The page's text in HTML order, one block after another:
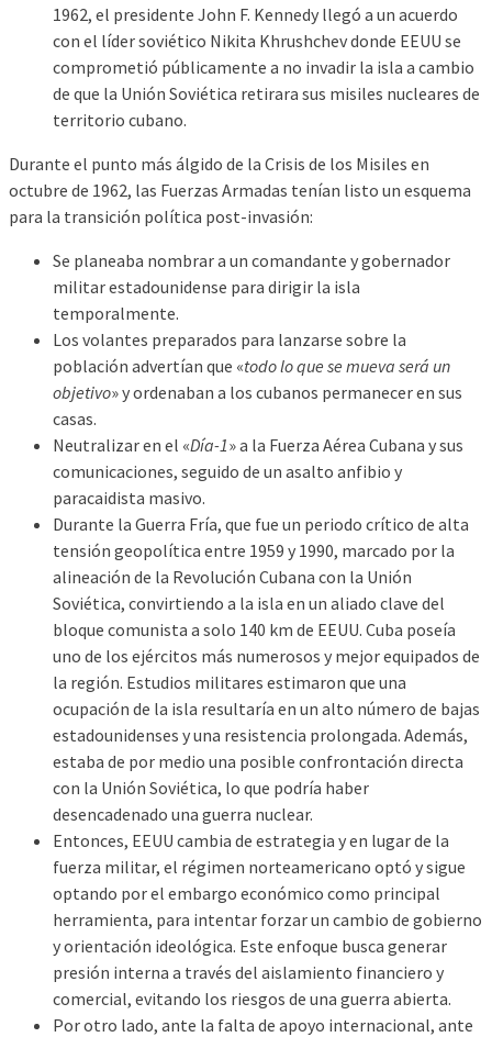
1962, el presidente John F. Kennedy llegó a un acuerdo
con el líder soviético Nikita Khrushchev donde EEUU se
comprometió públicamente a no invadir la isla a cambio
de que la Unión Soviética retirara sus misiles nucleares de
territorio cubano.
Durante el punto más álgido de la Crisis de los Misiles en
octubre de 1962, las Fuerzas Armadas tenían listo un esquema
para la transición política post-invasión:
Se planeaba nombrar a un comandante y gobernador
militar estadounidense para dirigir la isla
temporalmente.
Los volantes preparados para lanzarse sobre la
población advertían que «todo lo que se mueva será un
objetivo» y ordenaban a los cubanos permanecer en sus
casas.
Neutralizar en el «Día-1» a la Fuerza Aérea Cubana y sus
comunicaciones, seguido de un asalto anfibio y
paracaidista masivo.
Durante la Guerra Fría, que fue un periodo crítico de alta
tensión geopolítica entre 1959 y 1990, marcado por la
alineación de la Revolución Cubana con la Unión
Soviética, convirtiendo a la isla en un aliado clave del
bloque comunista a solo 140 km de EEUU. Cuba poseía
uno de los ejércitos más numerosos y mejor equipados de
la región. Estudios militares estimaron que una
ocupación de la isla resultaría en un alto número de bajas
estadounidenses y una resistencia prolongada. Además,
estaba de por medio una posible confrontación directa
con la Unión Soviética, lo que podría haber
desencadenado una guerra nuclear.
Entonces, EEUU cambia de estrategia y en lugar de la
fuerza militar, el régimen norteamericano optó y sigue
optando por el embargo económico como principal
herramienta, para intentar forzar un cambio de gobierno
y orientación ideológica. Este enfoque busca generar
presión interna a través del aislamiento financiero y
comercial, evitando los riesgos de una guerra abierta.
Por otro lado, ante la falta de apoyo internacional, ante